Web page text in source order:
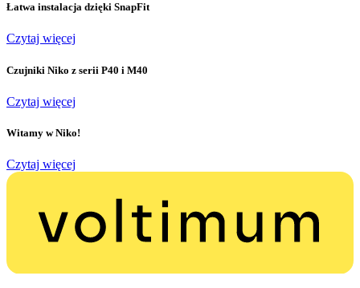
Łatwa instalacja dzięki SnapFit
Czytaj więcej
Czujniki Niko z serii P40 i M40
Czytaj więcej
Witamy w Niko!
Czytaj więcej